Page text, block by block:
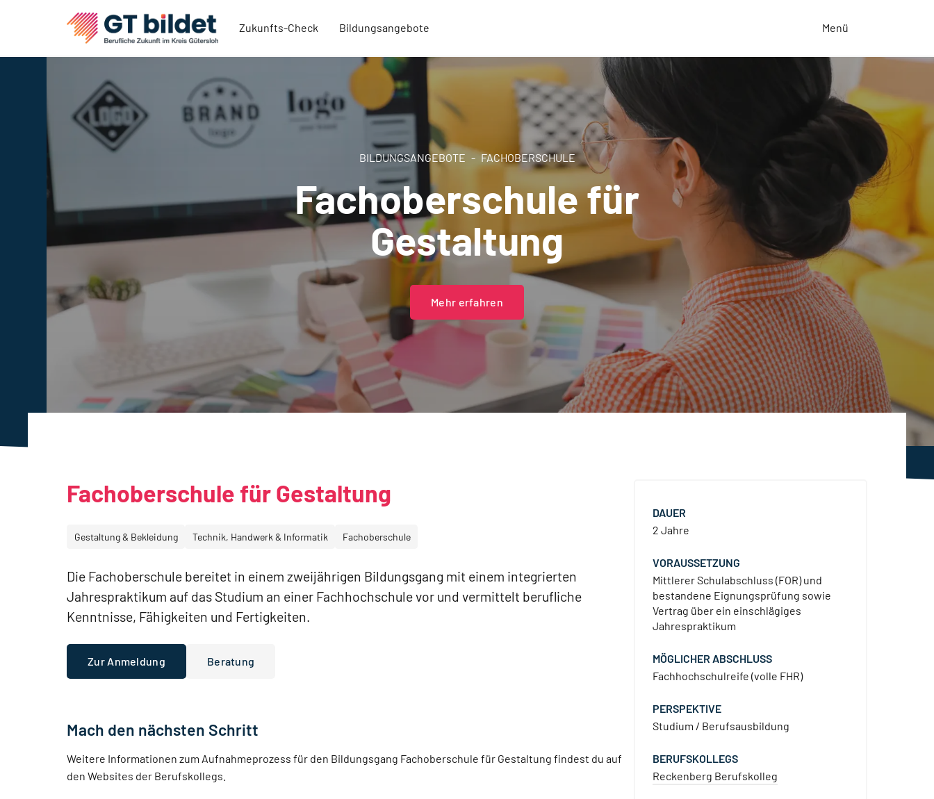
Zukunfts-Check Bildungsangebote Menü
BILDUNGSANGEBOTE FACHOBERSCHULE
Fachoberschule für
Gestaltung
Mehr erfahren
Fachoberschule für Gestaltung
Gestaltung & Bekleidung Technik, Handwerk & Informatik Fachoberschule
Die Fachoberschule bereitet in einem zweijährigen Bildungsgang mit einem integrierten
Jahrespraktikum auf das Studium an einer Fachhochschule vor und vermittelt berufliche
Kenntnisse, Fähigkeiten und Fertigkeiten.
Zur Anmeldung Beratung
Mach den nächsten Schritt
Weitere Informationen zum Aufnahmeprozess für den Bildungsgang Fachoberschule für Gestaltung findest du auf
den Websites der Berufskollegs
DAUER
2 Jahre
VORAUSSETZUNG
Mittlerer Schulabschluss (FOR) und
bestandene Eignungsprüfung sowie
Vertrag über ein einschlägiges
Jahrespraktikum
MÖGLICHER ABSCHLUSS
Fachhochschulreife (volle FHR)
PERSPEKTIVE
Studium / Berufsausbildung
BERUFSKOLLEGS
Reckenberg Berufskolleg